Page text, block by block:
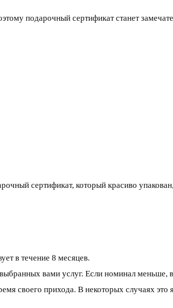
подарочный сертификат станет
сертификат, который красиво
в течение 8 месяцев.
вами услуг. Если номинал
своего прихода. В некоторых случаях